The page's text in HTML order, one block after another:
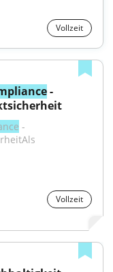
Vollzeit
-
-
Vollzeit